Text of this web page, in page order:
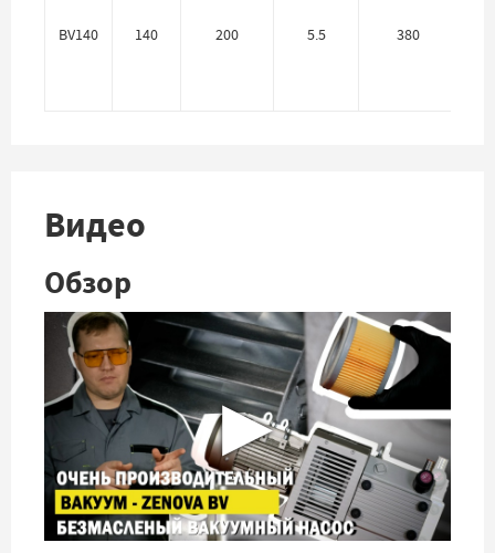
BV140 140 200 5.5 380
Видео
Обзор
▶